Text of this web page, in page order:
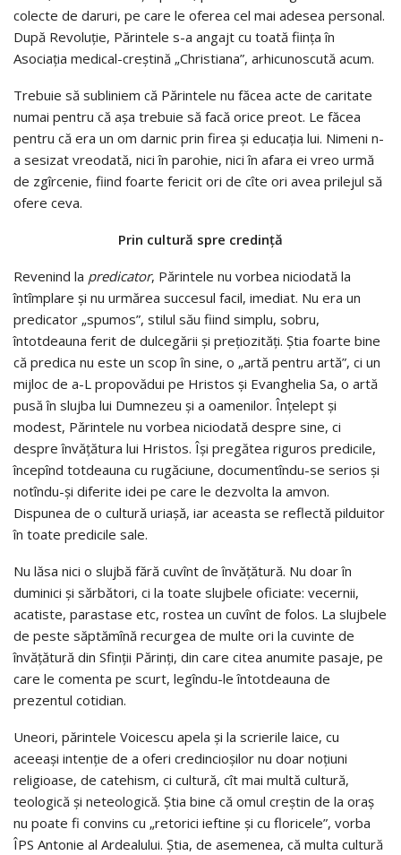
colecte de daruri, pe care le oferea cel mai adesea personal.
După Revoluţie, Părintele s-a angajt cu toată fiinţa în
Asociaţia medical-creştină „Christiana”, arhicunoscută acum.
Trebuie să subliniem că Părintele nu făcea acte de caritate
numai pentru că aşa trebuie să facă orice preot. Le făcea
pentru că era un om darnic prin firea şi educaţia lui. Nimeni n-
a sesizat vreodată, nici în parohie, nici în afara ei vreo urmă
de zgîrcenie, fiind foarte fericit ori de cîte ori avea prilejul să
ofere ceva.
Prin cultură spre credinţă
Revenind la predicator, Părintele nu vorbea niciodată la
întîmplare şi nu urmărea succesul facil, imediat. Nu era un
predicator „spumos”, stilul său fiind simplu, sobru,
întotdeauna ferit de dulcegării şi preţiozităţi. Ştia foarte bine
că predica nu este un scop în sine, o „artă pentru artă”, ci un
mijloc de a-L propovădui pe Hristos şi Evanghelia Sa, o artă
pusă în slujba lui Dumnezeu şi a oamenilor. Înţelept şi
modest, Părintele nu vorbea niciodată despre sine, ci
despre învăţătura lui Hristos. Îşi pregătea riguros predicile,
începînd totdeauna cu rugăciune, documentîndu-se serios şi
notîndu-şi diferite idei pe care le dezvolta la amvon.
Dispunea de o cultură uriaşă, iar aceasta se reflectă pilduitor
în toate predicile sale.
Nu lăsa nici o slujbă fără cuvînt de învăţătură. Nu doar în
duminici şi sărbători, ci la toate slujbele oficiate: vecernii,
acatiste, parastase etc, rostea un cuvînt de folos. La slujbele
de peste săptămînă recurgea de multe ori la cuvinte de
învăţătură din Sfinţii Părinţi, din care citea anumite pasaje, pe
care le comenta pe scurt, legîndu-le întotdeauna de
prezentul cotidian.
Uneori, părintele Voicescu apela şi la scrierile laice, cu
aceeaşi intenţie de a oferi credincioşilor nu doar noţiuni
religioase, de catehism, ci cultură, cît mai multă cultură,
teologică şi neteologică. Ştia bine că omul creştin de la oraş
nu poate fi convins cu „retorici ieftine şi cu floricele”, vorba
ÎPS Antonie al Ardealului. Ştia, de asemenea, că multa cultură